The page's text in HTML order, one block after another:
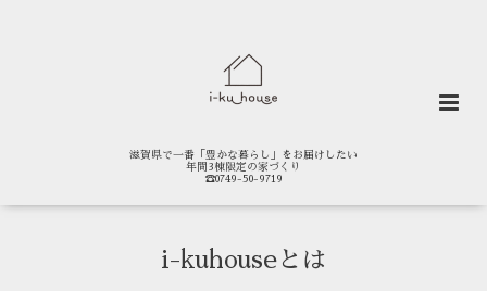
滋賀県で一番「豊かな暮らし」をお届けしたい
年間3棟限定の家づくり
☎0749-50-9719
i-kuhouseとは